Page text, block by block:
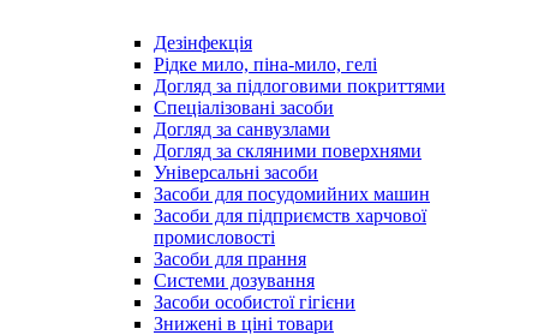
Дезінфекція
Рідке мило, піна-мило, гелі
Догляд за підлоговими покриттями
Спеціалізовані засоби
Догляд за санвузлами
Догляд за скляними поверхнями
Універсальні засоби
Засоби для посудомийних машин
Засоби для підприємств харчової
промисловості
Засоби для прання
Системи дозування
Засоби особистої гігієни
Знижені в ціні товари